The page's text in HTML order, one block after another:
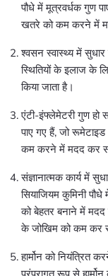
पौधे में मूत्रवर्धक गुण
खतरे को कम करने में
श्वसन स्वास्थ्य में
स्थितियों के इलाज के
किया जाता है।
एंटी-इंफ्लेमेटरी गुण हो
पाए गए हैं, जो रूमेटाइड
कम करने में मदद कर
संज्ञानात्मक कार्य में
सियाजियम कुमिनी पौधे
को बेहतर बनाने में
के जोखिम को कम कर
हार्मोन को नियंत्रित